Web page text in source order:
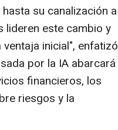
su canalización a
lideren este cambio y
inicial", enfatizó
por la IA abarcará
financieros, los
riesgos y la